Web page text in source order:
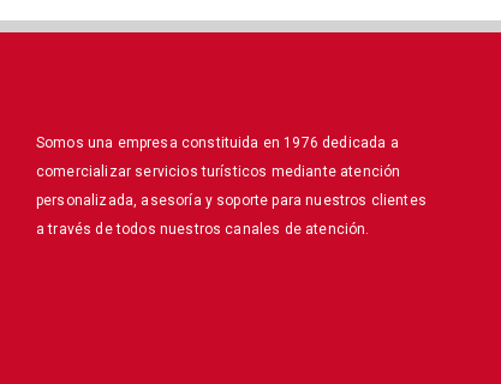
Somos una empresa constituida en 1976 dedicada a
comercializar servicios turísticos mediante atención
personalizada, asesoría y soporte para nuestros clientes
a través de todos nuestros canales de atención.